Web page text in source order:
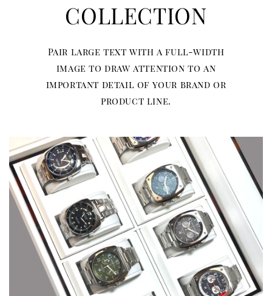
COLLECTION
Pair large text with a full-width
image to draw attention to an
important detail of your brand or
product line.